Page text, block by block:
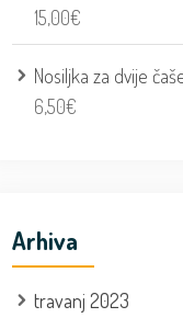
15,00€
Nosiljka za dvije
6,50€
Arhiva
travanj 2023